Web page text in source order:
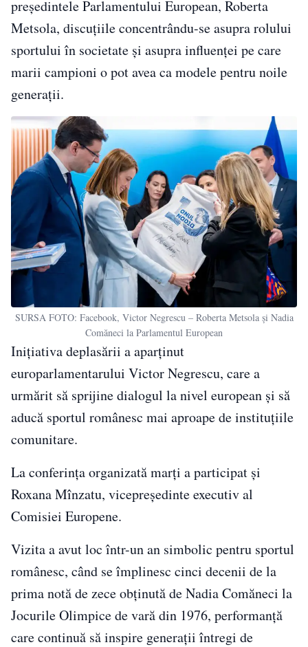
președintele Parlamentului European, Roberta
Metsola, discuțiile concentrându-se asupra rolului
sportului în societate și asupra influenței pe care
marii campioni o pot avea ca modele pentru noile
generații.
SURSA FOTO: Facebook, Victor Negrescu – Roberta Metsola și Nadia
Comăneci la Parlamentul European
Inițiativa deplasării a aparținut
europarlamentarului Victor Negrescu, care a
urmărit să sprijine dialogul la nivel european și să
aducă sportul românesc mai aproape de instituțiile
comunitare.
La conferința organizată marți a participat și
Roxana Mînzatu, vicepreședinte executiv al
Comisiei Europene.
Vizita a avut loc într-un an simbolic pentru sportul
românesc, când se împlinesc cinci decenii de la
prima notă de zece obținută de Nadia Comăneci la
Jocurile Olimpice de vară din 1976, performanță
care continuă să inspire generații întregi de